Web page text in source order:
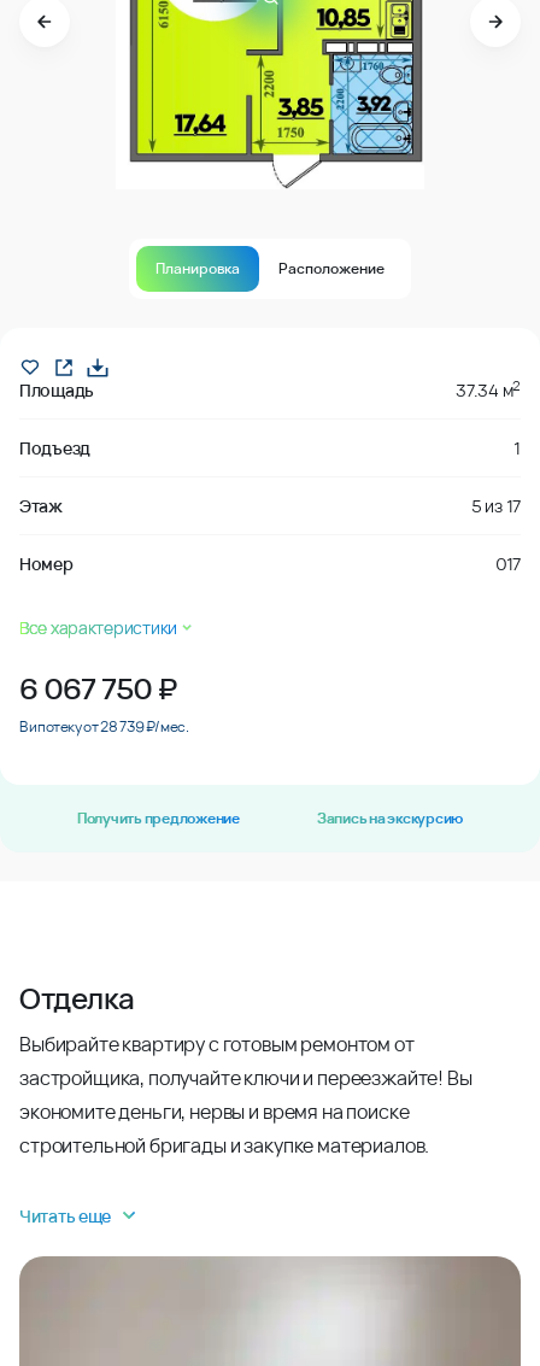
Планировка Расположение
Площадь 37.34 м2
Подъезд 1
Этаж 5 из17
Номер 017
Все характеристики
6 067 750₽
В ипотеку от 28 739 ₽/мес.
Получить предложение Запись на экскурсию
Отделка
Выбирайте квартиру с готовым ремонтом от
застройщика, получайте ключи и переезжайте! Вы
экономите деньги, нервы и время на поиске
строительной бригады и закупке материалов.
Читать еще